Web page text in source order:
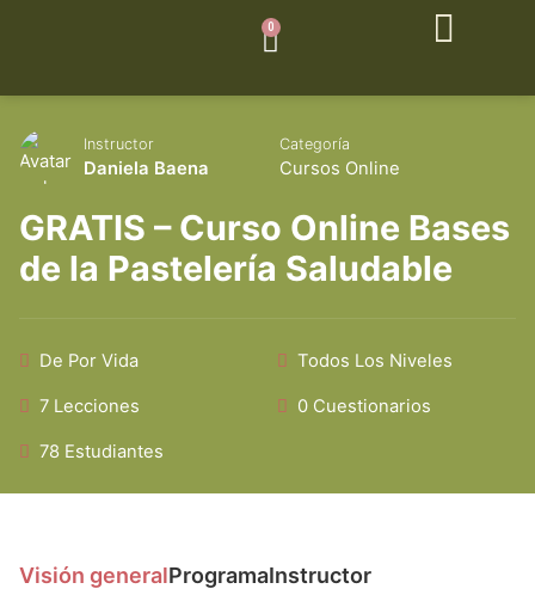
0
Instructor
Daniela Baena
Categoría
Cursos Online
GRATIS – Curso Online Bases
de la Pastelería Saludable
De Por Vida Todos Los Niveles
7 Lecciones 0 Cuestionarios
78 Estudiantes
Visión generalProgramaInstructor